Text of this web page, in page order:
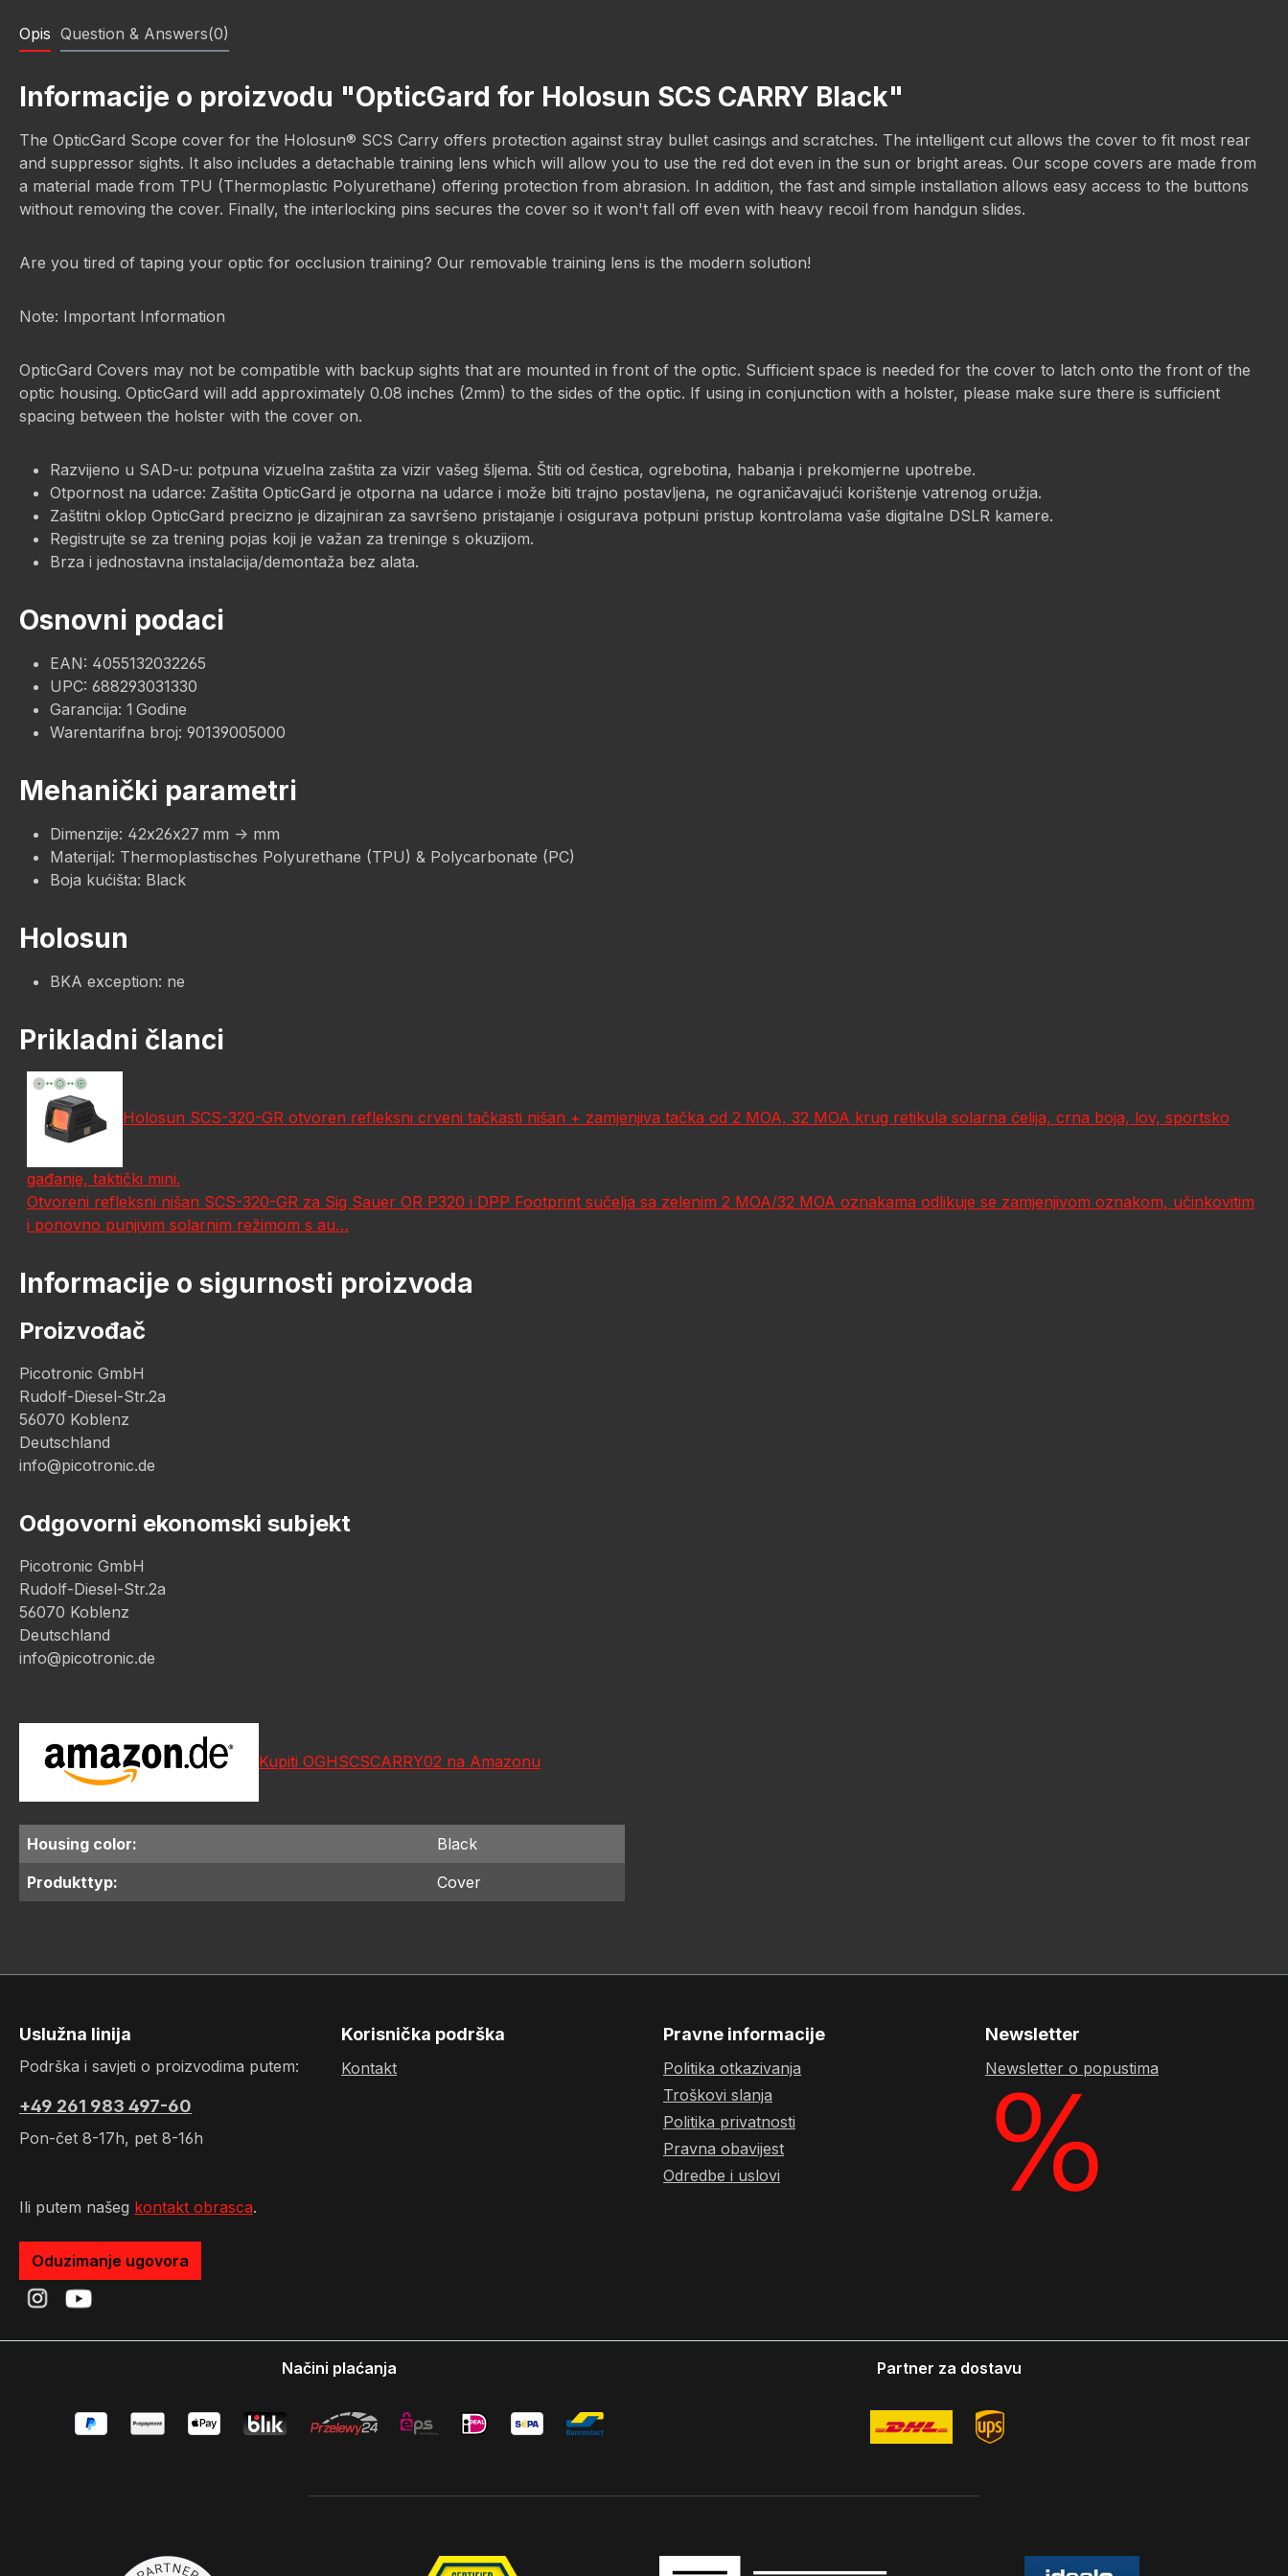
Opis Question & Answers(0)
Informacije o proizvodu "OpticGard for Holosun SCS CARRY Black"
The OpticGard Scope cover for the Holosun® SCS Carry offers protection against stray bullet casings and scratches. The intelligent cut allows the cover to fit most rear
and suppressor sights. It also includes a detachable training lens which will allow you to use the red dot even in the sun or bright areas. Our scope covers are made from
a material made from TPU (Thermoplastic Polyurethane) offering protection from abrasion. In addition, the fast and simple installation allows easy access to the buttons
without removing the cover. Finally, the interlocking pins secures the cover so it won't fall off even with heavy recoil from handgun slides.
Are you tired of taping your optic for occlusion training? Our removable training lens is the modern solution!
Note: Important Information
OpticGard Covers may not be compatible with backup sights that are mounted in front of the optic. Sufficient space is needed for the cover to latch onto the front of the
optic housing. OpticGard will add approximately 0.08 inches (2mm) to the sides of the optic. If using in conjunction with a holster, please make sure there is sufficient
spacing between the holster with the cover on.
Razvijeno u SAD-u: potpuna vizuelna zaštita za vizir vašeg šljema. Štiti od čestica, ogrebotina, habanja i prekomjerne upotrebe.
Otpornost na udarce: Zaštita OpticGard je otporna na udarce i može biti trajno postavljena, ne ograničavajući korištenje vatrenog oružja.
Zaštitni oklop OpticGard precizno je dizajniran za savršeno pristajanje i osigurava potpuni pristup kontrolama vaše digitalne DSLR kamere.
Registrujte se za trening pojas koji je važan za treninge s okuzijom.
Brza i jednostavna instalacija/demontaža bez alata.
Osnovni podaci
EAN: 4055132032265
UPC: 688293031330
Garancija: 1 Godine
Warentarifna broj: 90139005000
Mehanički parametri
Dimenzije: 42x26x27 mm -> mm
Materijal: Thermoplastisches Polyurethane (TPU) & Polycarbonate (PC)
Boja kućišta: Black
Holosun
BKA exception: ne
Prikladni članci
Holosun SCS-320-GR otvoren refleksni crveni tačkasti nišan + zamjenjiva tačka od 2 MOA, 32 MOA krug retikula solarna ćelija, crna boja, lov, sportsko
gađanje, taktički mini.
Otvoreni refleksni nišan SCS-320-GR za Sig Sauer OR P320 i DPP Footprint sučelja sa zelenim 2 MOA/32 MOA oznakama odlikuje se zamjenjivom oznakom, učinkovitim
i ponovno punjivim solarnim režimom s au…
Informacije o sigurnosti proizvoda
Proizvođač
Picotronic GmbH
Rudolf-Diesel-Str.2a
56070 Koblenz
Deutschland
info@picotronic.de
Odgovorni ekonomski subjekt
Picotronic GmbH
Rudolf-Diesel-Str.2a
56070 Koblenz
Deutschland
info@picotronic.de
Kupiti OGHSCSCARRY02 na Amazonu
Housing color:
Black
Produkttyp:
Cover
Uslužna linija
Podrška i savjeti o proizvodima putem:
+49 261 983 497-60
Pon-čet 8-17h, pet 8-16h
Ili putem našeg kontakt obrasca.
Oduzimanje ugovora
Korisnička podrška
Kontakt
Pravne informacije
Politika otkazivanja
Troškovi slanja
Politika privatnosti
Pravna obavijest
Odredbe i uslovi
Newsletter
Newsletter o popustima
Načini plaćanja Partner za dostavu